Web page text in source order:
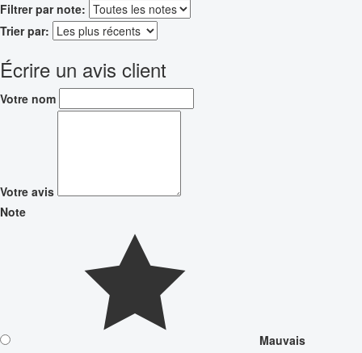
Filtrer par note:
Trier par:
Écrire un avis client
Votre nom
Votre avis
Note
Mauvais